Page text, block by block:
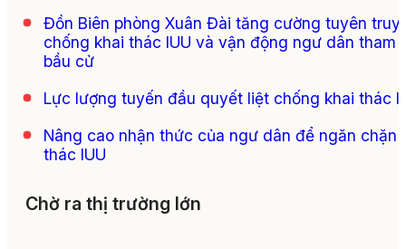
Đồn Biên phòng Xuân Đài tăng cường tuyên
chống khai thác IUU và vận động ngư dân tham
bầu cử
Lực lượng tuyến đầu quyết liệt chống khai thác
Nâng cao nhận thức của ngư dân để ngăn chặn
thác IUU
Chờ ra thị trường lớn